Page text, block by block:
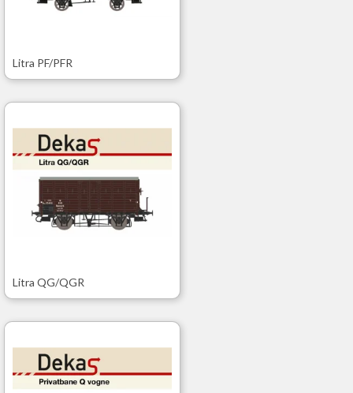
Litra PF/PFR
Litra QG/QGR